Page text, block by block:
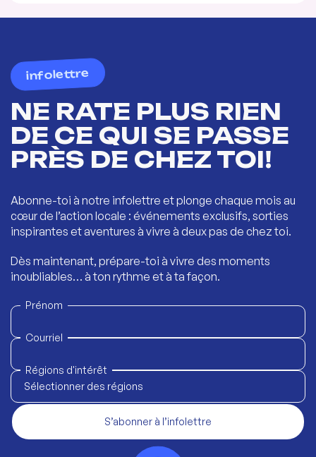
infolettre
NE RATE PLUS RIEN
DE CE QUI SE PASSE
PRÈS DE CHEZ TOI!
Abonne-toi à notre infolettre et plonge chaque mois au
cœur de l’action locale : événements exclusifs, sorties
inspirantes et aventures à vivre à deux pas de chez toi.
Dès maintenant, prépare-toi à vivre des moments
inoubliables… à ton rythme et à ta façon.
Prénom
Courriel
Régions d'intérêt
Sélectionner des régions
S’abonner à l’infolettre